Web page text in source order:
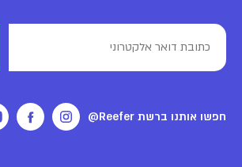
חפשו אותנו ברשת Reefer@